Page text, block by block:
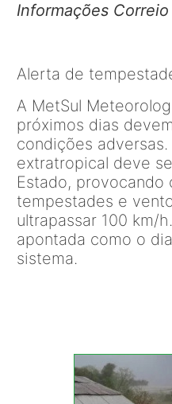
Informações
Alerta de
A MetSul
próximos dias
condições
extratropical deve
Estado, provocando
tempestades e
ultrapassar 100 km/
apontada como o
sistema.